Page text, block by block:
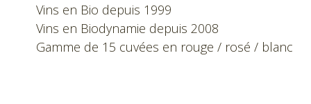
Vins en Bio depuis 1999
Vins en Biodynamie depuis 2008
Gamme de 15 cuvées en rouge / rosé / blanc